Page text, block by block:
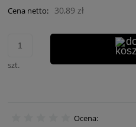
Cena netto: 30,89 zł
szt.
Ocena: